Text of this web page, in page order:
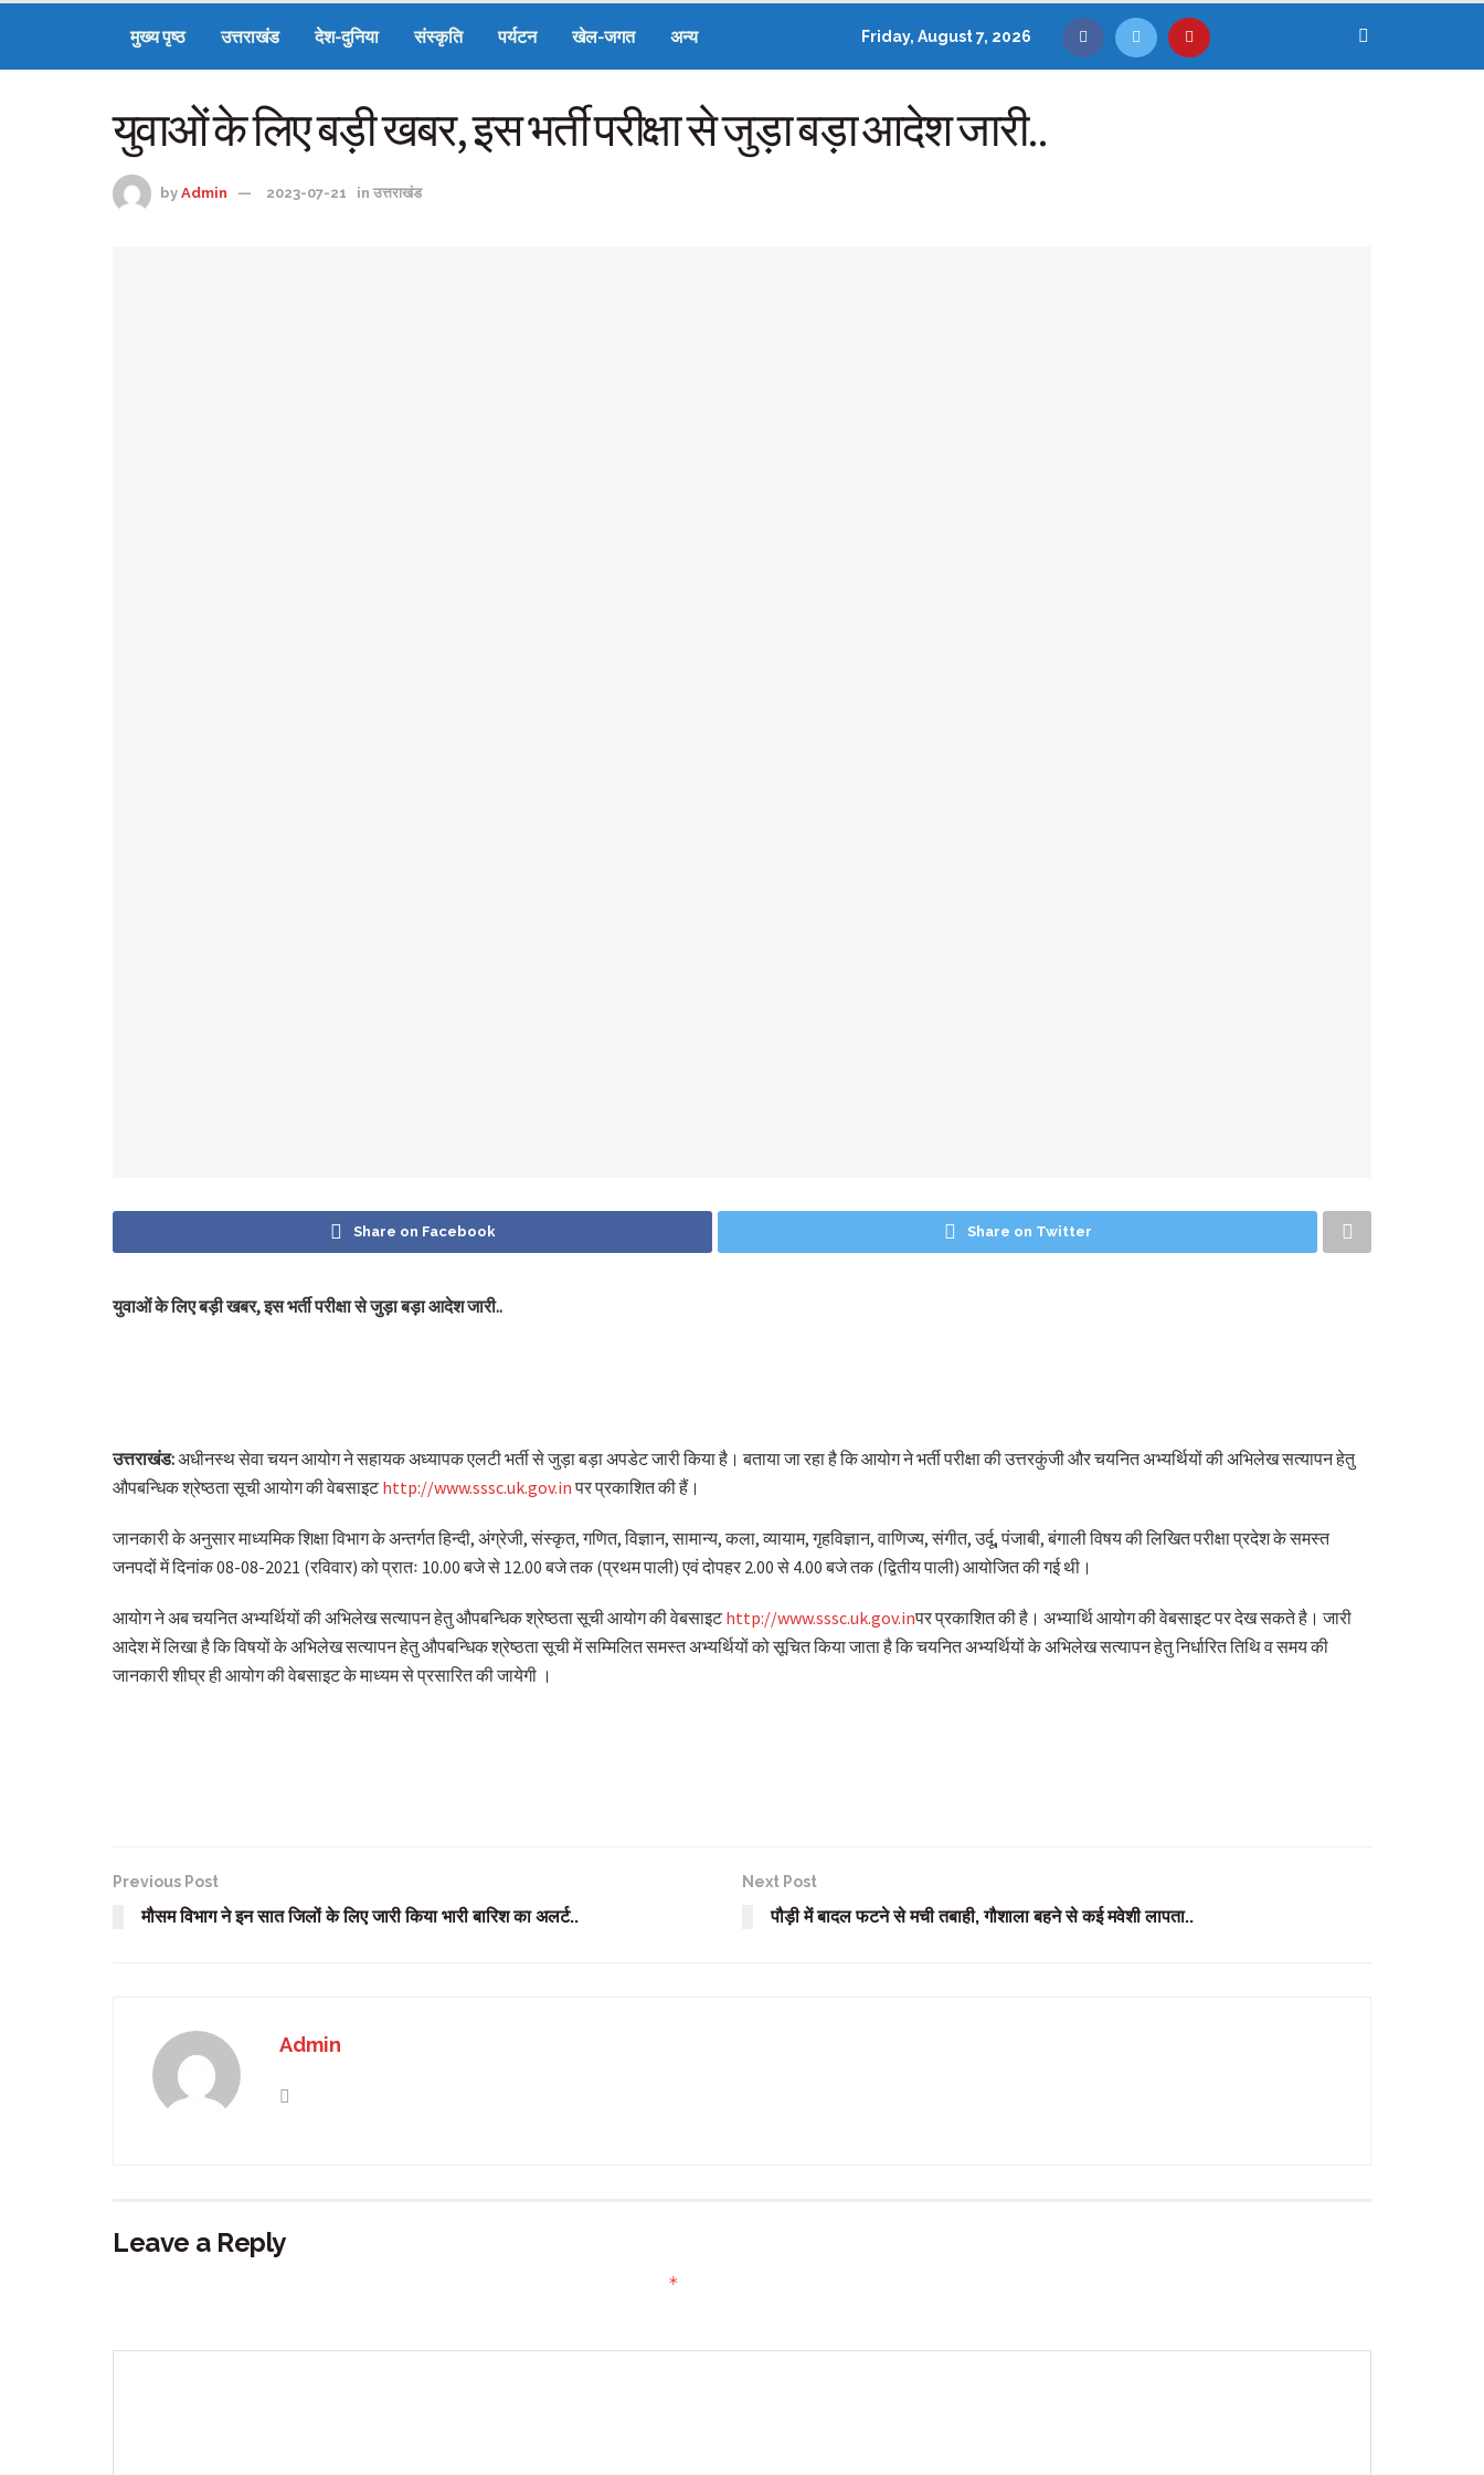
मुख्य पृष्ठ उत्तराखंड देश-दुनिया संस्कृति पर्यटन खेल-जगत अन्य Friday, August 7, 2026
युवाओं के लिए बड़ी खबर, इस भर्ती परीक्षा से जुड़ा बड़ा आदेश जारी..
by Admin 2023-07-21 in उत्तराखंड
Share on Facebook Share on Twitter
युवाओं के लिए बड़ी खबर, इस भर्ती परीक्षा से जुड़ा बड़ा आदेश जारी..
उत्तराखंड:अधीनस्थ सेवा चयन आयोग ने सहायक अध्यापक एलटी भर्ती से जुड़ा बड़ा अपडेट जारी किया है। बताया जा रहा है कि आयोग ने भर्ती परीक्षा की उत्तरकुंजी और चयनित अभ्यर्थियों की अभिलेख सत्यापन हेतु
औपबन्धिक श्रेष्ठता सूची आयोग की वेबसाइटhttp://www.sssc.uk.gov.inपर प्रकाशित की हैं।
जानकारी के अनुसार माध्यमिक शिक्षा विभाग के अन्तर्गत हिन्दी, अंग्रेजी, संस्कृत, गणित, विज्ञान, सामान्य, कला, व्यायाम, गृहविज्ञान, वाणिज्य, संगीत, उर्दू, पंजाबी, बंगाली विषय की लिखित परीक्षा प्रदेश के समस्त
जनपदों में दिनांक 08-08-2021 (रविवार) को प्रातः 10.00 बजे से 12.00 बजे तक (प्रथम पाली) एवं दोपहर 2.00 से 4.00 बजे तक (द्वितीय पाली) आयोजित की गई थी।
आयोग ने अब चयनित अभ्यर्थियों की अभिलेख सत्यापन हेतु औपबन्धिक श्रेष्ठता सूची आयोग की वेबसाइटhttp://www.sssc.uk.gov.inपर प्रकाशित की है। अभ्यार्थि आयोग की वेबसाइट पर देख सकते है। जारी
आदेश में लिखा है कि विषयों के अभिलेख सत्यापन हेतु औपबन्धिक श्रेष्ठता सूची में सम्मिलित समस्त अभ्यर्थियों को सूचित किया जाता है कि चयनित अभ्यर्थियों के अभिलेख सत्यापन हेतु निर्धारित तिथि व समय की
जानकारी शीघ्र ही आयोग की वेबसाइट के माध्यम से प्रसारित की जायेगी ।
Previous Post
मौसम विभाग ने इन सात जिलों के लिए जारी किया भारी बारिश का अलर्ट..
Next Post
पौड़ी में बादल फटने से मची तबाही, गौशाला बहने से कई मवेशी लापता..
Admin
Leave a Reply
*